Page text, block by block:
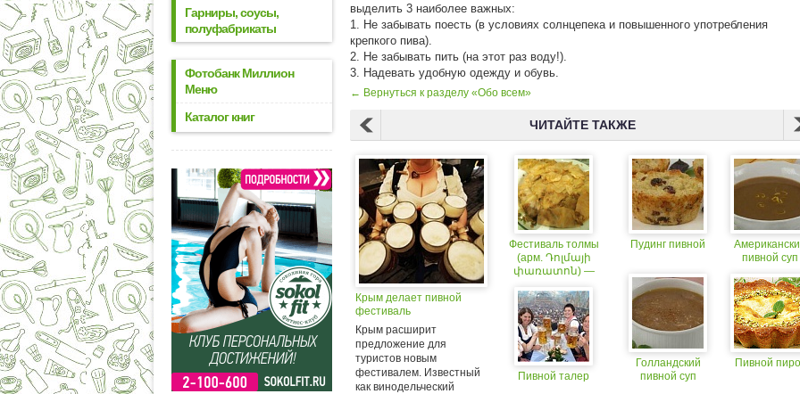
Гарниры, соусы,
полуфабрикаты
Фотобанк Миллион
Меню
Каталог книг
выделить 3 наиболее важных:
1. Не забывать поесть (в условиях солнцепека и повышенного употребления
крепкого пива).
2. Не забывать пить (на этот раз воду!).
3. Надевать удобную одежду и обувь.
← Вернуться к разделу «Обо всем»
ЧИТАЙТЕ ТАКЖЕ
Крым делает пивной
фестиваль
Крым расширит
предложение для
туристов новым
фестивалем. Известный
как винодельческий
Фестиваль толмы
(арм. Դոլմայի
փառատոն) —
всеармянский
фестиваль
национальной
кухни.
Пивной талер
Пудинг пивной
Голландский
пивной суп
пивной суп
Пивной